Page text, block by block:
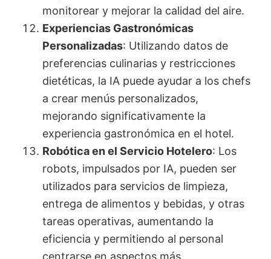
monitorear y mejorar la calidad del aire.
Experiencias Gastronómicas
Personalizadas: Utilizando datos de
preferencias culinarias y restricciones
dietéticas, la IA puede ayudar a los chefs
a crear menús personalizados,
mejorando significativamente la
experiencia gastronómica en el hotel.
Robótica en el Servicio Hotelero: Los
robots, impulsados por IA, pueden ser
utilizados para servicios de limpieza,
entrega de alimentos y bebidas, y otras
tareas operativas, aumentando la
eficiencia y permitiendo al personal
centrarse en aspectos más